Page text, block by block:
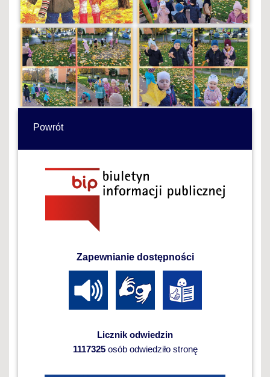
Powrót
Zapewnianie dostępności
Licznik odwiedzin
1117325osób odwiedziło stronę